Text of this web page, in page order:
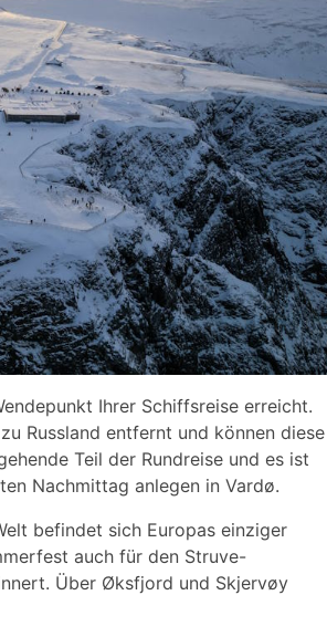
Ihrer Schiffsreise erreicht.
Russland entfernt und können diese
Teil der Rundreise und es ist
Nachmittag anlegen in Vardø.
befindet sich Europas einziger
auch für den Struve-
Über Øksfjord und Skjervøy